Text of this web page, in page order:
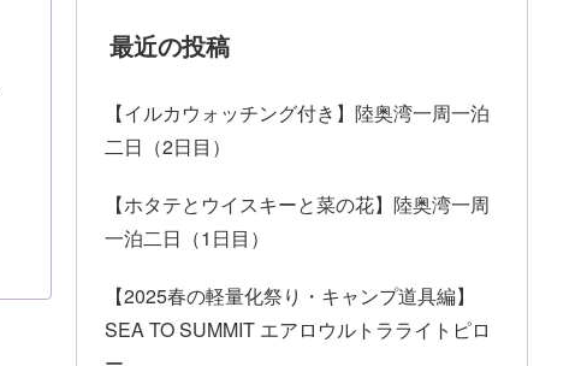
最近の投稿
【イルカウォッチング付き】陸奥湾一周一泊
二日（2日目）
【ホタテとウイスキーと菜の花】陸奥湾一周
一泊二日（1日目）
【2025春の軽量化祭り・キャンプ道具編】
SEA TO SUMMIT エアロウルトラライトピロ